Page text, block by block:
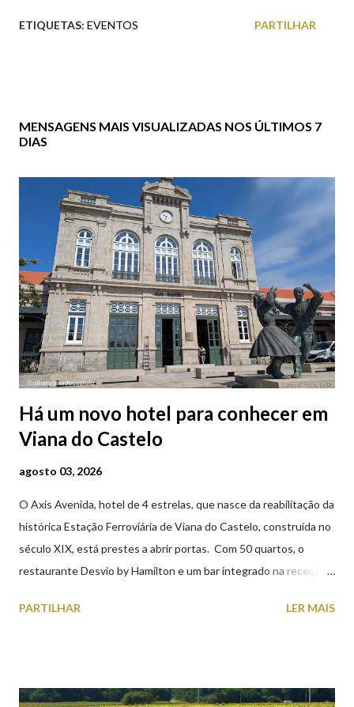
ETIQUETAS: EVENTOS PARTILHAR
MENSAGENS MAIS VISUALIZADAS NOS ÚLTIMOS 7
DIAS
Há um novo hotel para conhecer em
Viana do Castelo
agosto 03, 2026
O Axis Avenida, hotel de 4 estrelas, que nasce da reabilitação da
histórica Estação Ferroviária de Viana do Castelo, construída no
século XIX, está prestes a abrir portas. Com 50 quartos, o
restaurante Desvio by Hamilton e um bar integrado na receção,
peças históricas cedidas pela IP Património que homenageiam a
PARTILHAR LER MAIS